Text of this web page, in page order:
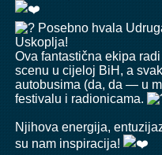
Posebno hvala
Uskoplja!
Ova fantastična ekipa
scenu u cijeloj BiH, a
autobusima (da, da — u
festivalu i radionicama.
Njihova energija,
su nam inspiracija!